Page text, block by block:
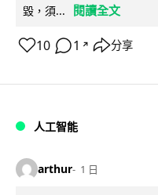
毀，須...
閱讀全文
10 1 ↗ 分享
人工智能
arthur 1 日